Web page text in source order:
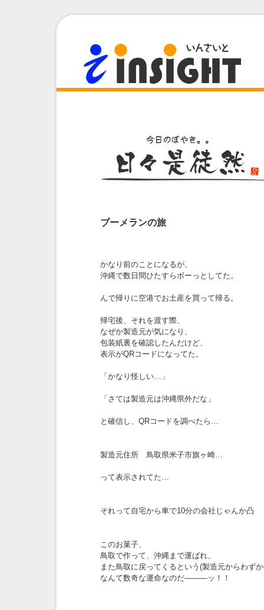
ブーメランの旅
かなり前のことになるが、
沖縄で数日間ひたすらボーっとしてた。
んで帰りに空港でお土産を買って帰る。
帰宅後、それを渡す際、
なぜか製造元が気になり、
包装紙裏を確認したんだけど、
表示がQRコードになってた。
「かなり怪しい…」
「さては製造元は沖縄県外だな」
と確信し、QRコードを調べたら…
製造元住所 鳥取県米子市旗ヶ崎…
って表示されてた…
それって自宅から車で10分の会社じゃんか凸
このお菓子、
鳥取で作って、沖縄まで運ばれ、
また鳥取に戻ってくるという(製造元からわず
なんて数奇な運命なのだ―――ッ！！